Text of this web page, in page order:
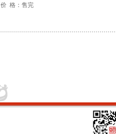
价 格：售完